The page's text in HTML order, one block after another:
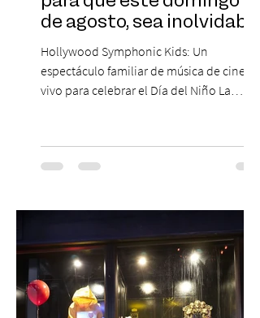
de agosto, sea inolvidable
Hollywood Symphonic Kids: Un
espectáculo familiar de música de cine en
vivo para celebrar el Día del Niño La
musical única e inolvidable con motivo del
Día del Niño. El espectáculo Hollywood
de todos los tiempos en un concierto en
sinfónica en pleno, coro y una
sorprendente puesta en escena pensada
especialmente pa